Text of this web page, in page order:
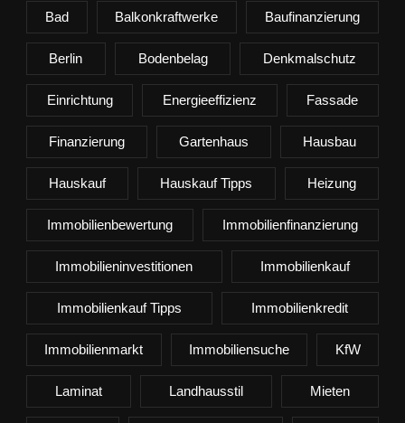
Bad Balkonkraftwerke Baufinanzierung
Berlin Bodenbelag Denkmalschutz
Einrichtung Energieeffizienz Fassade
Finanzierung Gartenhaus Hausbau
Hauskauf Hauskauf Tipps Heizung
Immobilienbewertung Immobilienfinanzierung
Immobilieninvestitionen Immobilienkauf
Immobilienkauf Tipps Immobilienkredit
Immobilienmarkt Immobiliensuche KfW
Laminat Landhausstil Mieten